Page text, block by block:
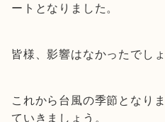
ートとなりました。
皆様、影響はなかったでしょ
これから台風の季節となり
ていきましょう。